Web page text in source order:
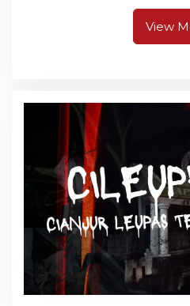
View